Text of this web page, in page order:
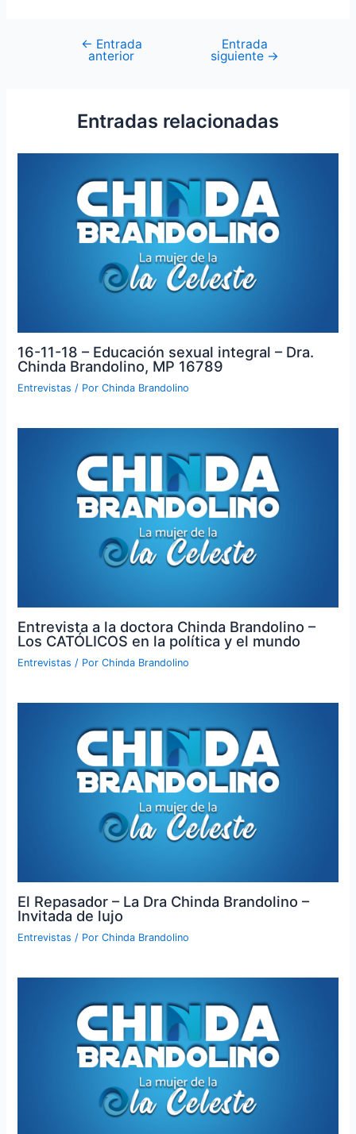
← Entrada
anterior
Entrada
siguiente →
Entradas relacionadas
16-11-18 – Educación sexual integral – Dra.
Chinda Brandolino, MP 16789
Entrevistas / PorChinda Brandolino
Entrevista a la doctora Chinda Brandolino –
Los CATÓLICOS en la política y el mundo
Entrevistas / PorChinda Brandolino
El Repasador – La Dra Chinda Brandolino –
Invitada de lujo
Entrevistas / PorChinda Brandolino